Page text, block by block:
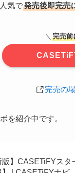
気で発売後即完売
＼ 完売前
完売の
を紹介中です。
版】CASETiFYス